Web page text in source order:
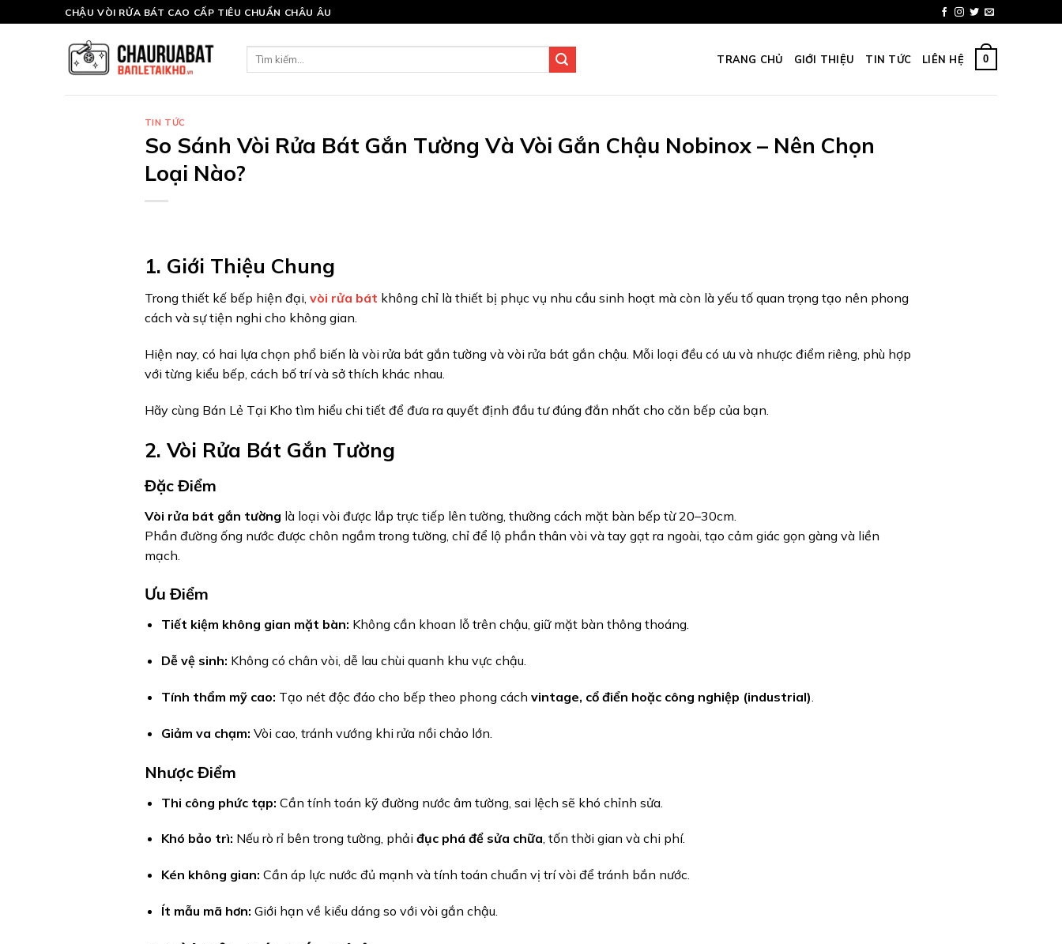
to
CHẬU VÒI RỬA BÁT CAO CẤP TIÊU CHUẨN CHÂU ÂU
Tìm
TRANG CHỦ GIỚI THIỆU TIN TỨC LIÊN HỆ 0
TIN TỨC
So Sánh Vòi Rửa Bát Gắn Tường Và Vòi Gắn Chậu Nobinox – Nên Chọn
Loại Nào?
1. Giới Thiệu Chung
Trong thiết kế bếp hiện đại, vòi rửa bát không chỉ là thiết bị phục vụ nhu cầu sinh hoạt mà còn là yếu tố quan trọng tạo nên phong
cách và sự tiện nghi cho không gian.
Hiện nay, có hai lựa chọn phổ biến là vòi rửa bát gắn tường và vòi rửa bát gắn chậu. Mỗi loại đều có ưu và nhược điểm riêng, phù hợp
với từng kiểu bếp, cách bố trí và sở thích khác nhau.
Hãy cùng Bán Lẻ Tại Kho tìm hiểu chi tiết để đưa ra quyết định đầu tư đúng đắn nhất cho căn bếp của bạn.
2. Vòi Rửa Bát Gắn Tường
Đặc Điểm
Vòi rửa bát gắn tường là loại vòi được lắp trực tiếp lên tường, thường cách mặt bàn bếp từ 20–30cm.
Phần đường ống nước được chôn ngầm trong tường, chỉ để lộ phần thân vòi và tay gạt ra ngoài, tạo cảm giác gọn gàng và liền
mạch.
Ưu Điểm
Tiết kiệm không gian mặt bàn: Không cần khoan lỗ trên chậu, giữ mặt bàn thông thoáng.
Dễ vệ sinh: Không có chân vòi, dễ lau chùi quanh khu vực chậu.
Tính thẩm mỹ cao: Tạo nét độc đáo cho bếp theo phong cách vintage, cổ điển hoặc công nghiệp (industrial)
Giảm va chạm: Vòi cao, tránh vướng khi rửa nồi chảo lớn.
Nhược Điểm
Thi công phức tạp: Cần tính toán kỹ đường nước âm tường, sai lệch sẽ khó chỉnh sửa.
Khó bảo trì: Nếu rò rỉ bên trong tường, phải đục phá để sửa chữa, tốn thời gian và chi phí.
Kén không gian: Cần áp lực nước đủ mạnh và tính toán chuẩn vị trí vòi để tránh bắn nước.
Ít mẫu mã hơn: Giới hạn về kiểu dáng so với vòi gắn chậu.